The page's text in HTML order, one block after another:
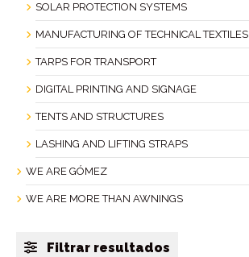
SOLAR PROTECTION SYSTEMS
MANUFACTURING OF TECHNICAL TEXTILES
TARPS FOR TRANSPORT
DIGITAL PRINTING AND SIGNAGE
TENTS AND STRUCTURES
LASHING AND LIFTING STRAPS
WE ARE GÓMEZ
WE ARE MORE THAN AWNINGS
Filtrar resultados